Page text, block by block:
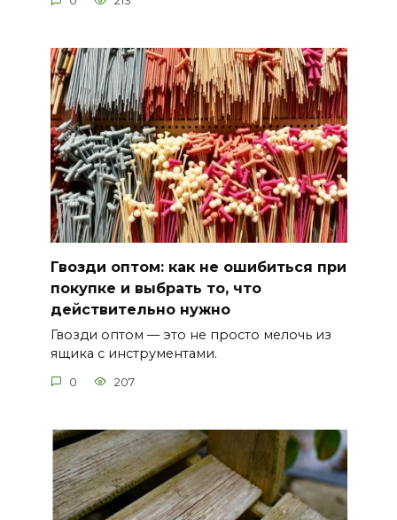
Гвозди оптом: как не ошибиться при
покупке и выбрать то, что
действительно нужно
Гвозди оптом — это не просто мелочь из
ящика с инструментами.
0 207